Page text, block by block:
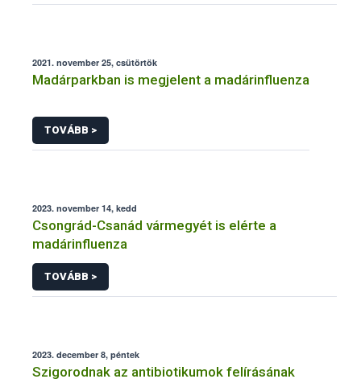
2021. november 25, csütörtök
Madárparkban is megjelent a madárinfluenza
TOVÁBB >
2023. november 14, kedd
Csongrád-Csanád vármegyét is elérte a
madárinfluenza
TOVÁBB >
2023. december 8, péntek
Szigorodnak az antibiotikumok felírásának